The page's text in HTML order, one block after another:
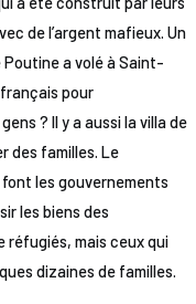
de l’argent mafieux. Un
a volé à Saint-
pour
? Il y a aussi la villa de
des familles. Le
les gouvernements
les biens des
réfugiés, mais ceux qui
dizaines de familles.